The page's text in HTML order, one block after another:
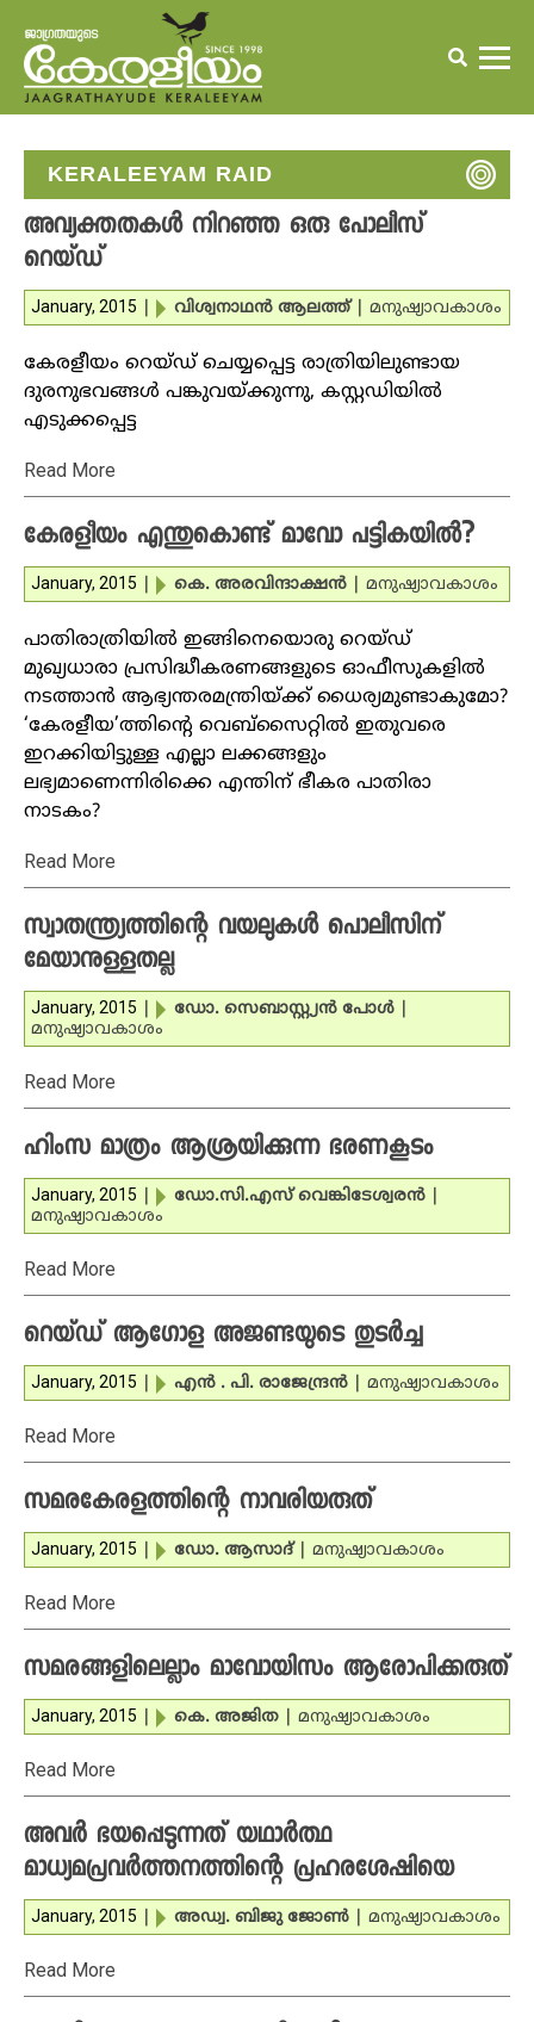
KERALEEYAM RAID
അവ്യക്തതകള്‍ നിറഞ്ഞ ഒരു പോലീസ്
റെയ്ഡ്
January, 2015 വിശ്വനാഥന്‍ ആലത്ത്‌ മനുഷ്യാവകാശം
കേരളീയം റെയ്ഡ് ചെയ്യപ്പെട്ട രാത്രിയിലുണ്ടായ
ദുരനുഭവങ്ങള്‍ പങ്കുവയ്ക്കുന്നു, കസ്റ്റഡിയില്‍
എടുക്കപ്പെട്ട
Read More
കേരളീയം എന്തുകൊണ്ട് മാവോ പട്ടികയില്‍?
January, 2015 കെ. അരവിന്ദാക്ഷന്‍ മനുഷ്യാവകാശം
പാതിരാത്രിയില്‍ ഇങ്ങിനെയൊരു റെയ്ഡ്
മുഖ്യധാരാ പ്രസിദ്ധീകരണങ്ങളുടെ ഓഫീസുകളില്‍
നടത്താന്‍ ആഭ്യന്തരമന്ത്രിയ്ക്ക് ധൈര്യമുണ്ടാകുമോ?
‘കേരളീയ’ത്തിന്റെ വെബ്‌സൈറ്റില്‍ ഇതുവരെ
ഇറക്കിയിട്ടുള്ള എല്ലാ ലക്കങ്ങളും
ലഭ്യമാണെന്നിരിക്കെ എന്തിന് ഭീകര പാതിരാ
നാടകം?
Read More
സ്വാതന്ത്ര്യത്തിന്റെ വയലുകള്‍ പൊലീസിന്
മേയാനുള്ളതല്ല
January, 2015 ഡോ. സെബാസ്റ്റ്യന്‍ പോള്‍
മനുഷ്യാവകാശം
Read More
ഹിംസ മാത്രം ആശ്രയിക്കുന്ന ഭരണകൂടം
January, 2015 ഡോ.സി.എസ് വെങ്കിടേശ്വരന്‍
മനുഷ്യാവകാശം
Read More
റെയ്ഡ് ആഗോള അജണ്ടയുടെ തുടര്‍ച്ച
January, 2015 എന്‍ . പി. രാജേന്ദ്രന്‍ മനുഷ്യാവകാശം
Read More
സമരകേരളത്തിന്റെ നാവരിയരുത്
January, 2015 ഡോ. ആസാദ്‌ മനുഷ്യാവകാശം
Read More
സമരങ്ങളിലെല്ലാം മാവോയിസം ആരോപിക്കരുത്
January, 2015 കെ. അജിത മനുഷ്യാവകാശം
Read More
അവര്‍ ഭയപ്പെടുന്നത് യഥാര്‍ത്ഥ
മാധ്യമപ്രവര്‍ത്തനത്തിന്റെ പ്രഹരശേഷിയെ
January, 2015 അഡ്വ. ബിജു ജോണ്‍ മനുഷ്യാവകാശം
Read More